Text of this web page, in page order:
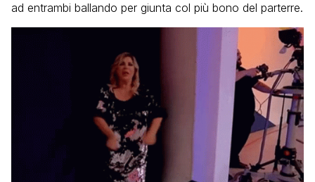
ad entrambi ballando per giunta col più bono del parterre.